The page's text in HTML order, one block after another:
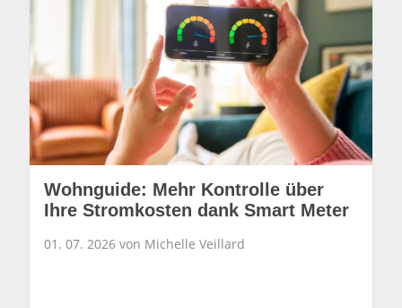
Wohnguide: Mehr Kontrolle über
Ihre Stromkosten dank Smart Meter
01. 07. 2026 von Michelle Veillard